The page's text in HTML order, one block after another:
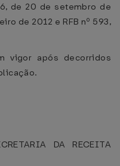
de 20 de setembro de
de 2012 e RFB nº 593,
vigor após decorridos
DA RECEITA